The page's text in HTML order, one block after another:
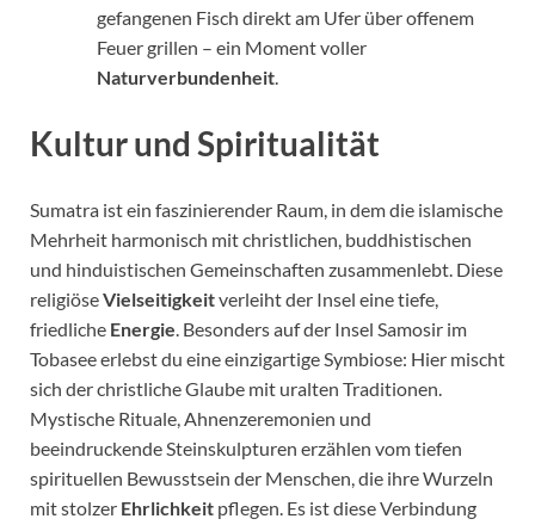
gefangenen Fisch direkt am Ufer über offenem
Feuer grillen – ein Moment voller
Naturverbundenheit
Kultur und Spiritualität
Sumatra ist ein faszinierender Raum, in dem die islamische
Mehrheit harmonisch mit christlichen, buddhistischen
und hinduistischen Gemeinschaften zusammenlebt. Diese
religiöseVielseitigkeitverleiht der Insel eine tiefe,
friedliche Energie. Besonders auf der Insel Samosir im
Tobasee erlebst du eine einzigartige Symbiose: Hier mischt
sich der christliche Glaube mit uralten Traditionen.
Mystische Rituale, Ahnenzeremonien und
beeindruckende Steinskulpturen erzählen vom tiefen
spirituellen Bewusstsein der Menschen, die ihre Wurzeln
mit stolzer Ehrlichkeit pflegen. Es ist diese Verbindung